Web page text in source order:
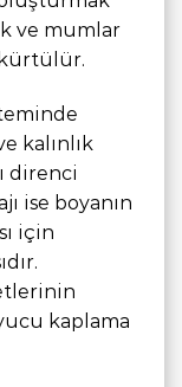
ve mumlar
kalınlık
direnci
ise boyanın
için
kaplama